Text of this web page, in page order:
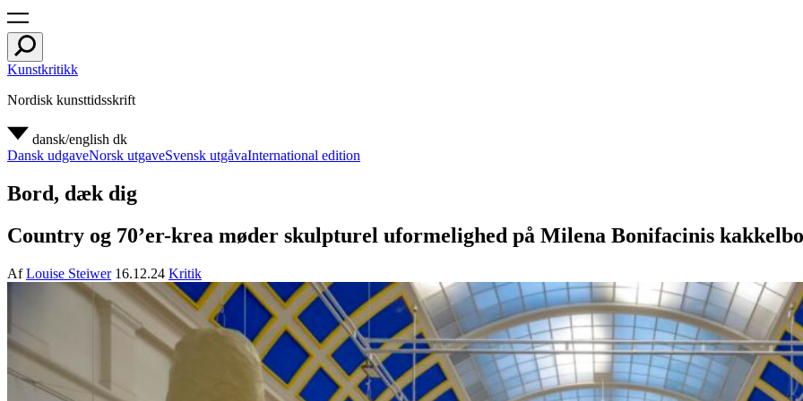
Kunstkritikk
Nordisk kunsttidsskrift
dansk/english dk
Dansk udgaveNorsk utgaveSvensk utgåvaInternational edition
Bord, dæk dig
Country og 70’er-krea møder skulpturel uformelighed på Milena Bonifacinis
AfLouise Steiwer 16.12.24 Kritik